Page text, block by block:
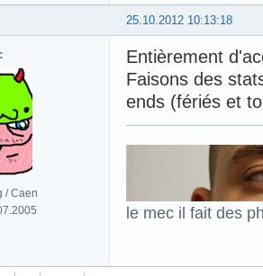
25.10.2012 10:13:18
/ Caen
Entièrement
Faisons des
ends (fériés et
le mec il fait des